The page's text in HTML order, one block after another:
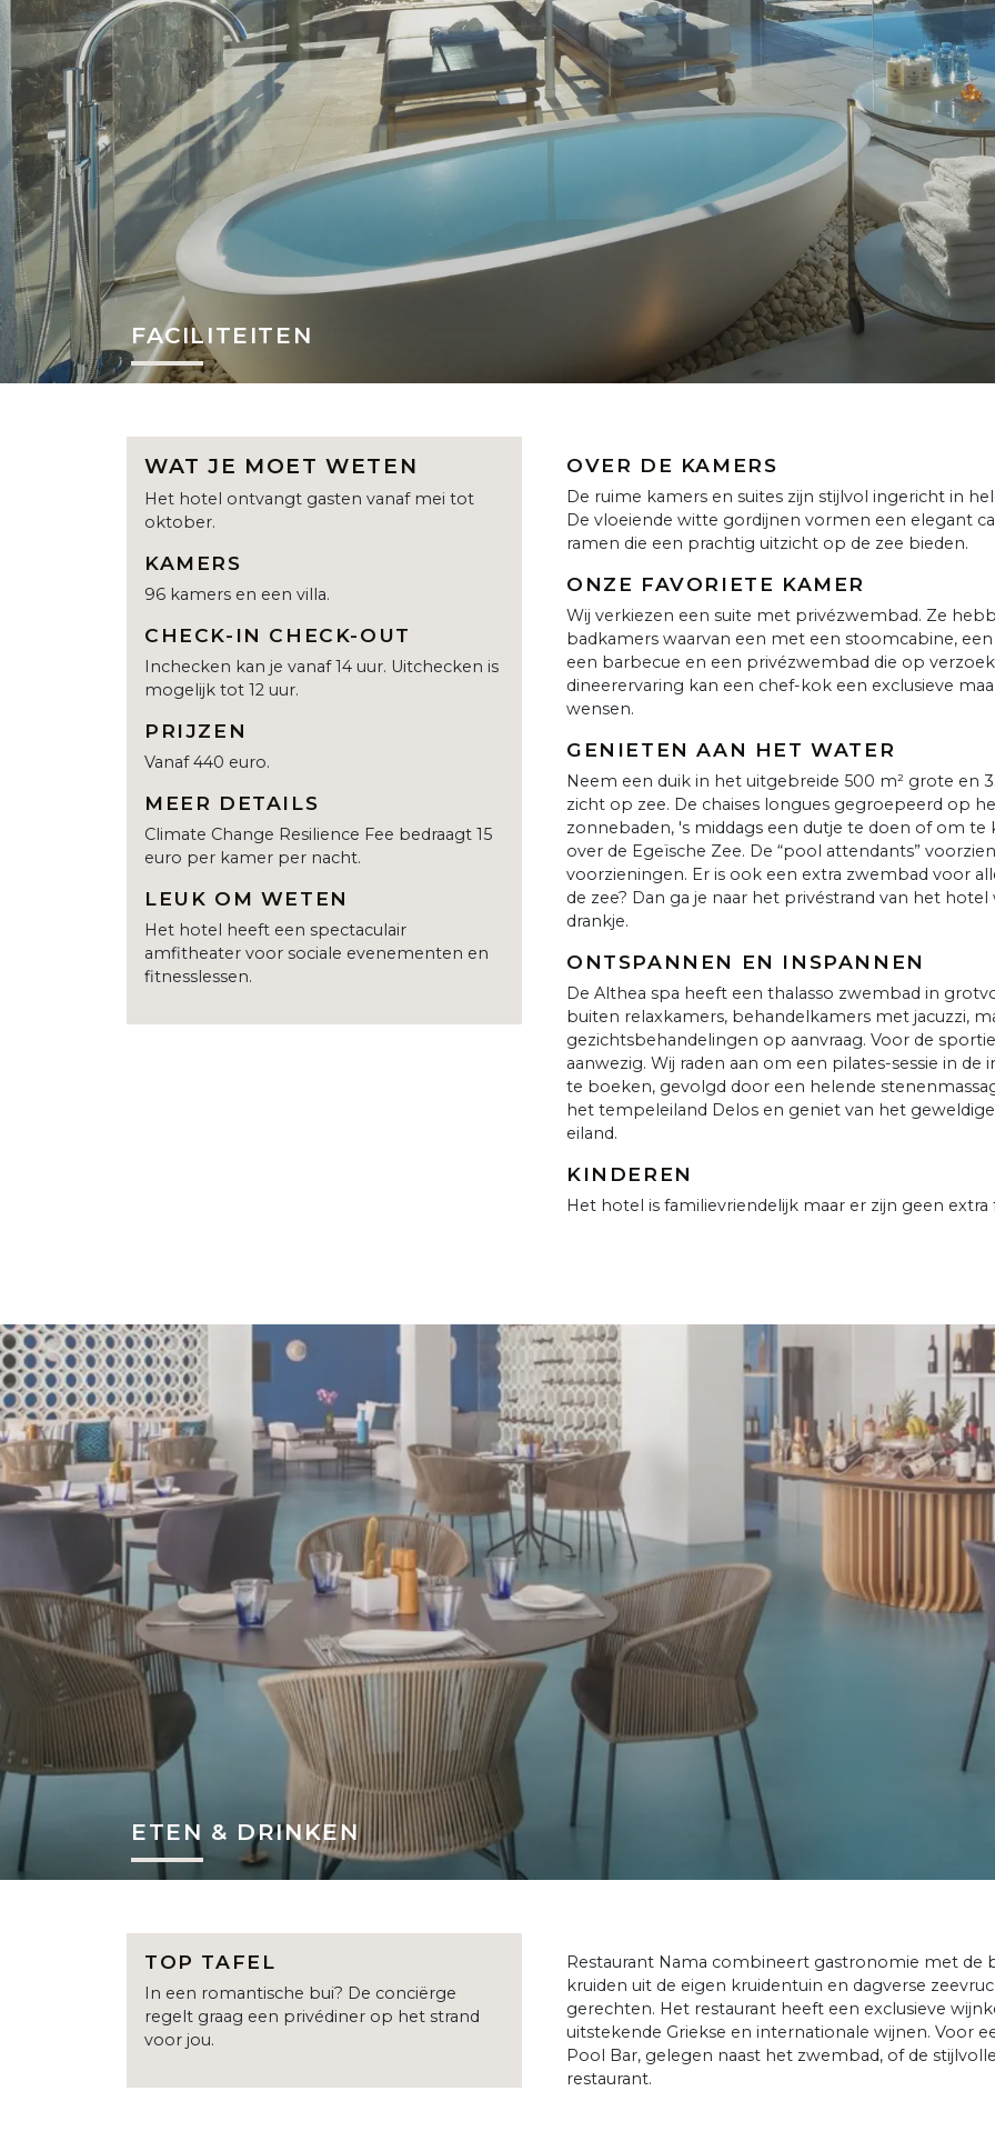
FACILITEITEN
WAT JE MOET WETEN
Het hotel ontvangt gasten vanaf mei tot
oktober.
KAMERS
96 kamers en een villa.
CHECK-IN CHECK-OUT
Inchecken kan je vanaf 14 uur. Uitchecken is
mogelijk tot 12 uur.
PRIJZEN
Vanaf 440 euro.
MEER DETAILS
Climate Change Resilience Fee bedraagt 15
euro per kamer per nacht.
LEUK OM WETEN
Het hotel heeft een spectaculair
amfitheater voor sociale evenementen en
fitnesslessen.
OVER DE KAMERS
De ruime kamers en suites zijn stijlvol ingericht in
De vloeiende witte gordijnen vormen een elegant
ramen die een prachtig uitzicht op de zee bieden.
ONZE FAVORIETE KAMER
Wij verkiezen een suite met privézwembad. Ze
badkamers waarvan een met een stoomcabine,
een barbecue en een privézwembad die op
dineerervaring kan een chef-kok een exclusieve
wensen.
GENIETEN AAN HET WATER
Neem een duik in het uitgebreide 500 m² grote en
zicht op zee. De chaises longues gegroepeerd op
zonnebaden, 's middags een dutje te doen of om
over de Egeïsche Zee. De “pool attendants”
voorzieningen. Er is ook een extra zwembad voor
de zee? Dan ga je naar het privéstrand van het
drankje.
ONTSPANNEN EN INSPANNEN
De Althea spa heeft een thalasso zwembad in
buiten relaxkamers, behandelkamers met jacuzzi,
gezichtsbehandelingen op aanvraag. Voor de
aanwezig. Wij raden aan om een pilates-sessie in
te boeken, gevolgd door een helende
het tempeleiland Delos en geniet van het
eiland.
KINDEREN
Het hotel is familievriendelijk maar er zijn geen
ETEN & DRINKEN
TOP TAFEL
In een romantische bui? De conciërge
regelt graag een privédiner op het strand
voor jou.
Restaurant Nama combineert gastronomie met de
kruiden uit de eigen kruidentuin en dagverse
gerechten. Het restaurant heeft een exclusieve
uitstekende Griekse en internationale wijnen. Voor
Pool Bar, gelegen naast het zwembad, of de
restaurant.